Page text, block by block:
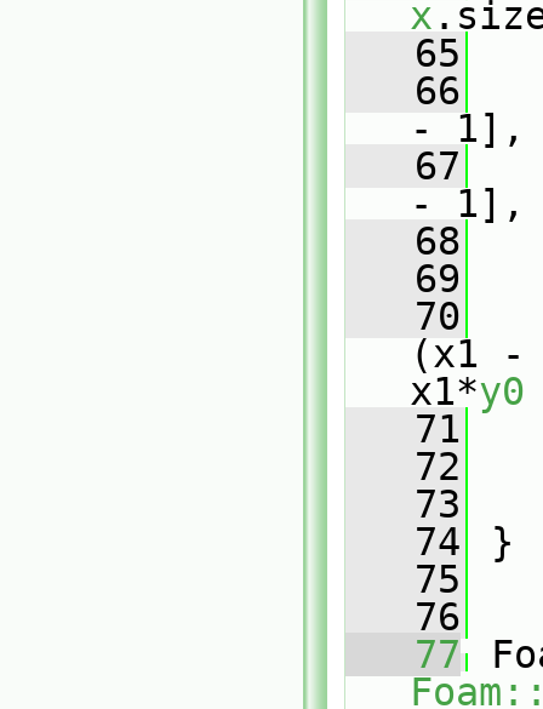
x
   65
   66
- 1],
   67
-
   68
   69
   70
(x1 -
x1*y0
   71
   72
   73
   74
}
   75
   76
   77